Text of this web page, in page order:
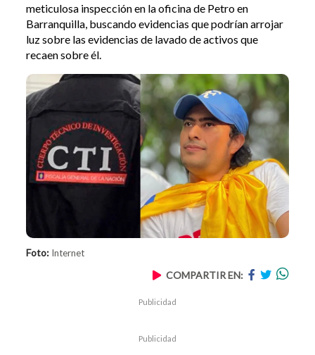
meticulosa inspección en la oficina de Petro en
Barranquilla, buscando evidencias que podrían arrojar
luz sobre las evidencias de lavado de activos que
recaen sobre él.
Foto: Internet
COMPARTIR EN:
Publicidad
Publicidad